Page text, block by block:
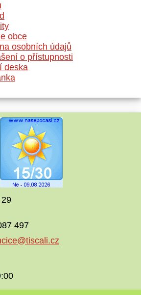
obce
osobních údajů
o přístupnosti
deska
497